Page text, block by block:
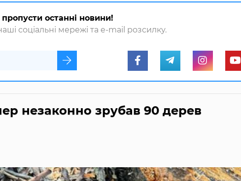
останні новини!
соціальні мережі та e-mail розсилку.
незаконно зрубав 90 дерев